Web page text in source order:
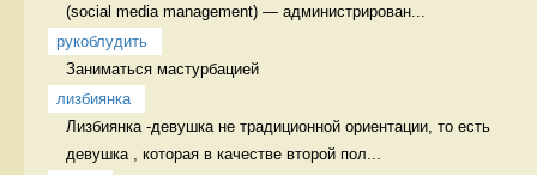
(social media management) — администрирован...
рукоблудить
Заниматься мастурбацией
лизбиянка
Лизбиянка -девушка не традиционной ориентации, то есть
девушка , которая в качестве второй пол...